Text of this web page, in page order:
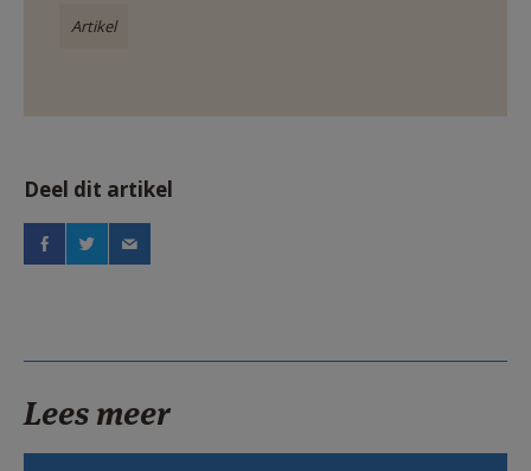
Artikel
Deel dit artikel
Lees meer